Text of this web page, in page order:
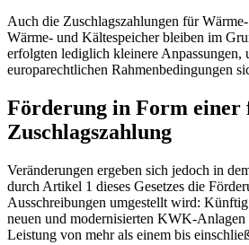
Auch die Zuschlagszahlungen für
Wärme- und Kältespeicher bleiben im
erfolgten lediglich kleinere Anpassungen,
europarechtlichen Rahmenbedingungen
Förderung in Form einer
Zuschlagszahlung
Veränderungen ergeben sich jedoch in
durch Artikel 1 dieses Gesetzes die
Ausschreibungen umgestellt wird:
neuen und modernisierten KWK-Anlagen
Leistung von mehr als einem bis